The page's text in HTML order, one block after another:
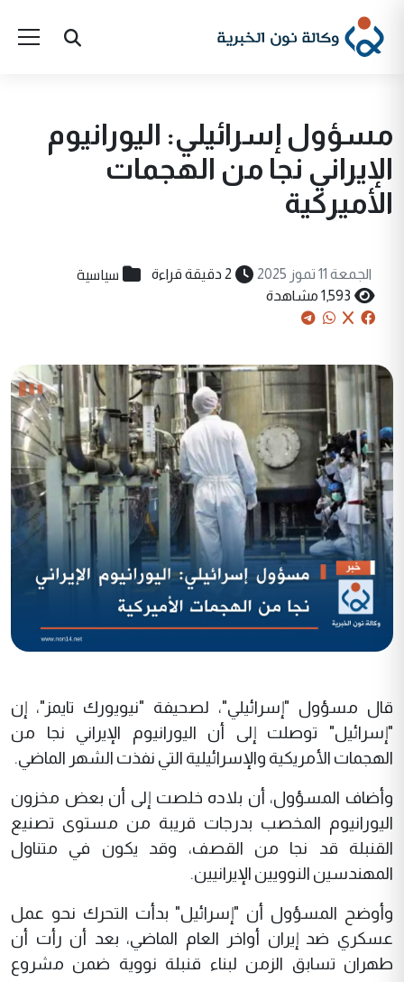
مسؤول إسرائيلي: اليورانيوم
الإيراني نجا من الهجمات
الأميركية
الجمعة 11 تموز 2025 2 دقيقة قراءة سياسية
1,593 مشاهدة
قال مسؤول "إسرائيلي"، لصحيفة "نيويورك تايمز"، إن
"إسرائيل" توصلت إلى أن اليورانيوم الإيراني نجا من
الهجمات الأمريكية والإسرائيلية التي نفذت الشهر الماضي.
وأضاف المسؤول، أن بلاده خلصت إلى أن بعض مخزون
اليورانيوم المخصب بدرجات قريبة من مستوى تصنيع
القنبلة قد نجا من القصف، وقد يكون في متناول
المهندسين النوويين الإيرانيين.
وأوضح المسؤول أن "إسرائيل" بدأت التحرك نحو عمل
عسكري ضد إيران أواخر العام الماضي، بعد أن رأت أن
طهران تسابق الزمن لبناء قنبلة نووية ضمن مشروع